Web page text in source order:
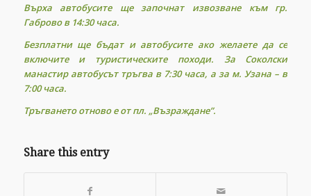
Върха автобусите ще започнат извозване към гр.
Габрово в 14:30 часа.
Безплатни ще бъдат и автобусите ако желаете да се
включите и туристическите походи. За Соколски
манастир автобусът тръгва в 7:30 часа, а за м. Узана – в
7:00 часа.
Тръгването отново е от пл. „Възраждане”.
Share this entry